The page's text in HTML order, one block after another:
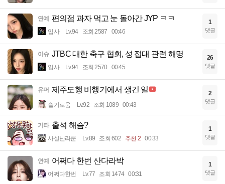
연예 편의점 과자 먹고 눈 돌아간 JYP ㅋㅋ
입사 Lv.94 조회 2587 00:46
1
댓글
이슈 JTBC 대한 축구 협회, 성 접대 관련 해명
입사 Lv.94 조회 2570 00:45
26
댓글
유머 제주도행 비행기에서 생긴 일
슬기로움 Lv.92 조회 1089 00:43
2
댓글
기타 출석 해슴?
사실난라쿤 Lv.89 조회 602 추천 2 00:33
1
댓글
연예 어쩌다 한번 산다라박
어쩌다한번 Lv.77 조회 1474 00:31
1
댓글